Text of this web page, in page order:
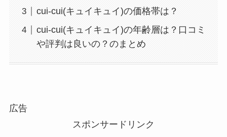
cui-cui(キュイキュイ)の価格帯は？
cui-cui(キュイキュイ)の年齢層は？口コミ
や評判は良いの？のまとめ
広告
スポンサードリンク